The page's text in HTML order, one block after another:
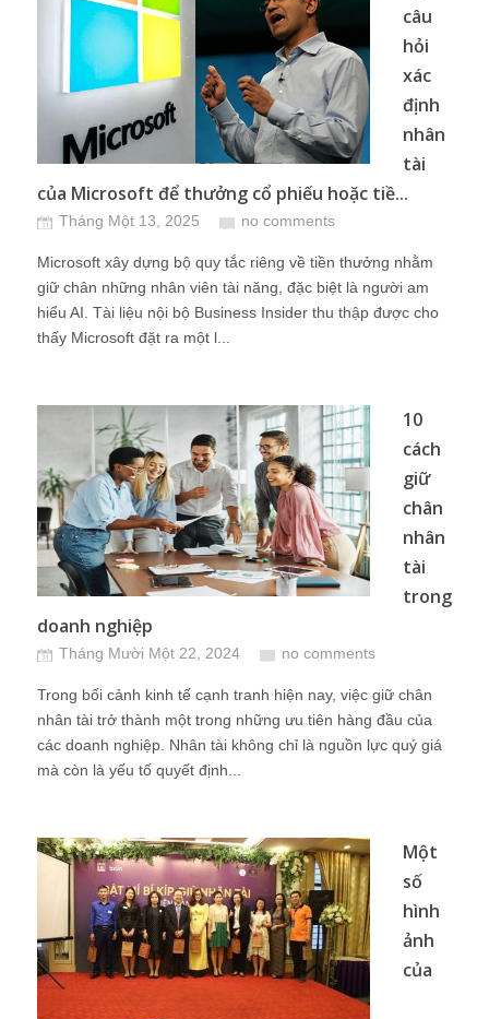
câu
hỏi
xác
định
nhân
tài
của Microsoft để thưởng cổ phiếu hoặc tiề...
Tháng Một 13, 2025 no comments
Microsoft xây dựng bộ quy tắc riêng về tiền thưởng nhằm
giữ chân những nhân viên tài năng, đặc biệt là người am
hiểu AI. Tài liệu nội bộ Business Insider thu thập được cho
thấy Microsoft đặt ra một l...
10
cách
giữ
chân
nhân
tài
trong
doanh nghiệp
Tháng Mười Một 22, 2024 no comments
Trong bối cảnh kinh tế cạnh tranh hiện nay, việc giữ chân
nhân tài trở thành một trong những ưu tiên hàng đầu của
các doanh nghiệp. Nhân tài không chỉ là nguồn lực quý giá
mà còn là yếu tố quyết định...
Một
số
hình
ảnh
của